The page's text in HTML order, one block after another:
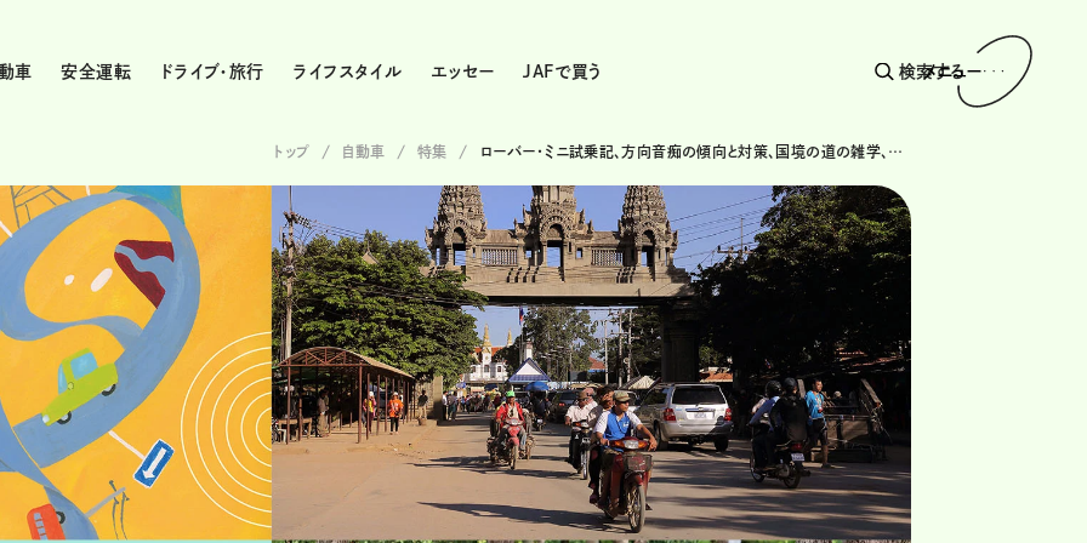
車 安全運転 ドライブ・旅行 ライフスタイル エッセー JAFで買う 検索する
メニュー
トップ 自動車 特集 ローバー・ミニ試乗記、方向音痴の傾向と対策、国境の道の雑学、安東弘樹さん今年の10台、チェコ・プラハへの適当旅と盛りだくさんでお届け